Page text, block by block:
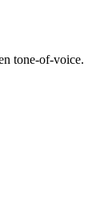
tone-of-voice.